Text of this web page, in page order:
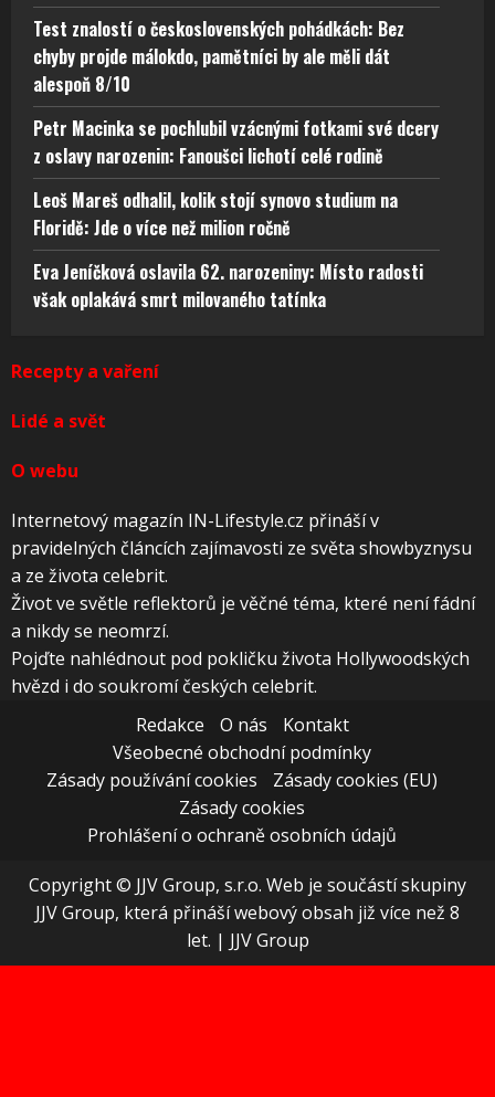
Test znalostí o československých pohádkách: Bez
chyby projde málokdo, pamětníci by ale měli dát
alespoň 8/10
Petr Macinka se pochlubil vzácnými fotkami své dcery
z oslavy narozenin: Fanoušci lichotí celé rodině
Leoš Mareš odhalil, kolik stojí synovo studium na
Floridě: Jde o více než milion ročně
Eva Jeníčková oslavila 62. narozeniny: Místo radosti
však oplakává smrt milovaného tatínka
Recepty a vaření
Lidé a svět
O webu
Internetový magazín IN-Lifestyle.cz přináší v
pravidelných článcích zajímavosti ze světa showbyznysu
a ze života celebrit.
Život ve světle reflektorů je věčné téma, které není fádní
a nikdy se neomrzí.
Pojďte nahlédnout pod pokličku života Hollywoodských
hvězd i do soukromí českých celebrit.
Redakce
O nás
Kontakt
Všeobecné obchodní podmínky
Zásady používání cookies
Zásady cookies (EU)
Zásady cookies
Prohlášení o ochraně osobních údajů
Copyright © JJV Group, s.r.o. Web je součástí skupiny
JJV Group, která přináší webový obsah již více než 8
let. | JJV Group